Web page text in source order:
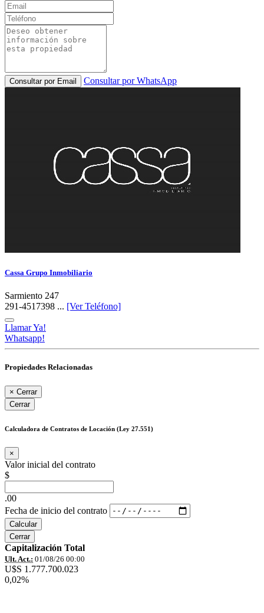
Consultar por Email Consultar por WhatsApp
Cassa Grupo Inmobiliario
Sarmiento 247
291-4517398 ... [Ver Teléfono]
Llamar Ya!
Whatsapp!
Propiedades Relacionadas
× Cerrar
Cerrar
Calculadora de Contratos de Locación (Ley 27.551)
×
Valor inicial del contrato
$
.00
Fecha de inicio del contrato
Calcular
Cerrar
Capitalización Total
Ult. Act.: 01/08/26 00:00
U$S 1.777.700.023
0,02%